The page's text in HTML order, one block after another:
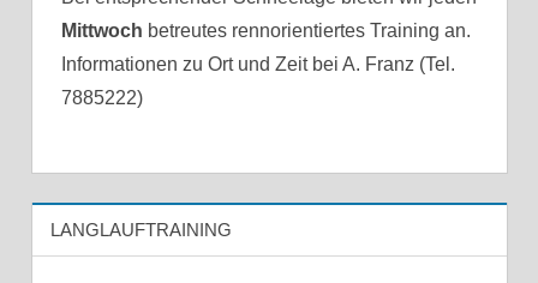
Mittwoch betreutes rennorientiertes Training an.
Informationen zu Ort und Zeit bei A. Franz (Tel.
7885222)
LANGLAUFTRAINING